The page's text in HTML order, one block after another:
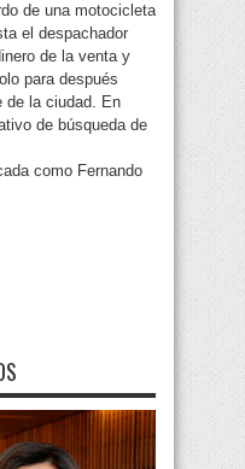
de una motocicleta
el despachador
de la venta y
para después
de la ciudad. En
de búsqueda de
como Fernando